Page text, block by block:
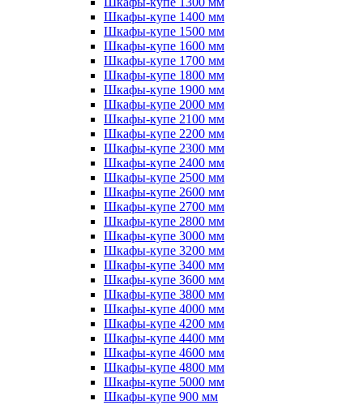
Шкафы-купе 1400 мм
Шкафы-купе 1500 мм
Шкафы-купе 1600 мм
Шкафы-купе 1700 мм
Шкафы-купе 1800 мм
Шкафы-купе 1900 мм
Шкафы-купе 2000 мм
Шкафы-купе 2100 мм
Шкафы-купе 2200 мм
Шкафы-купе 2300 мм
Шкафы-купе 2400 мм
Шкафы-купе 2500 мм
Шкафы-купе 2600 мм
Шкафы-купе 2700 мм
Шкафы-купе 2800 мм
Шкафы-купе 3000 мм
Шкафы-купе 3200 мм
Шкафы-купе 3400 мм
Шкафы-купе 3600 мм
Шкафы-купе 3800 мм
Шкафы-купе 4000 мм
Шкафы-купе 4200 мм
Шкафы-купе 4400 мм
Шкафы-купе 4600 мм
Шкафы-купе 4800 мм
Шкафы-купе 5000 мм
Шкафы-купе 900 мм